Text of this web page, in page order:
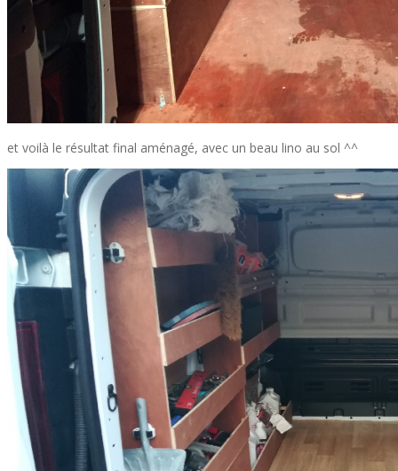
et voilà le résultat final aménagé, avec un beau lino au sol ^^